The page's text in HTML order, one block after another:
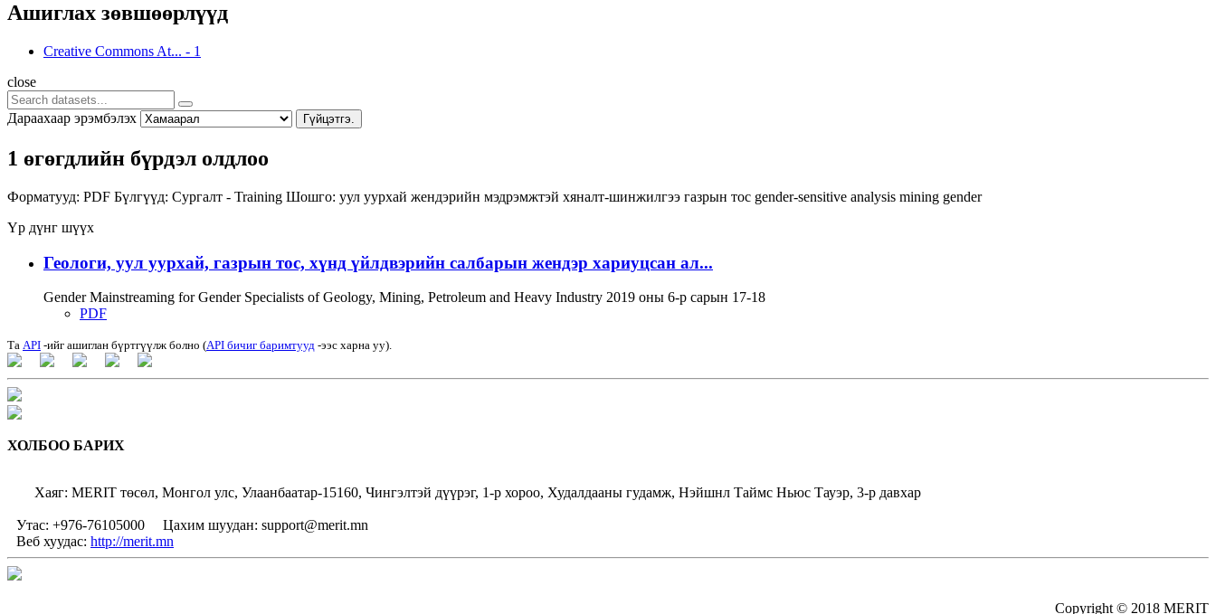
Ашиглах зөвшөөрлүүд
Creative Commons At... - 1
close
Дараахаар эрэмбэлэх Гүйцэтгэ.
1 өгөгдлийн бүрдэл олдлоо
Форматууд: PDF Бүлгүүд: Сургалт - Training Шошго: уул уурхай жендэрийн мэдрэмжтэй хяналт-шинжилгээ газрын тос gender-sensitive analysis mining gender
Үр дүнг шүүх
Геологи, уул уурхай, газрын тос, хүнд үйлдвэрийн салбарын жендэр хариуцсан ал...
Gender Mainstreaming for Gender Specialists of Geology, Mining, Petroleum and Heavy Industry 2019 оны 6-р сарын 17-18
PDF
Та API -ийг ашиглан бүртгүүлж болно (API бичиг баримтууд -ээс харна уу).
ХОЛБОО БАРИХ
Хаяг: MERIT төсөл, Монгол улс, Улаанбаатар-15160, Чингэлтэй дүүрэг, 1-р хороо, Худалдааны гудамж, Нэйшнл Таймс Ньюс Тауэр, 3-р давхар
Утас: +976-76105000
Цахим шуудан: support@merit.mn
Веб хуудас: http://merit.mn
Copyright © 2018 MERIT